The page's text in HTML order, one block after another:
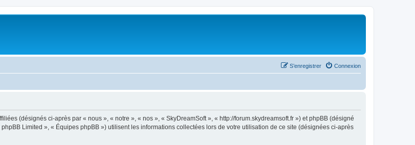
Connexion
S’enregistrer
(désignés ci-après par « nous », « notre », « nos », « SkyDreamSoft », « http://forum.skydreamsoft.fr ») et phpBB (désigné
Limited », « Équipes phpBB ») utilisent les informations collectées lors de votre utilisation de ce site (désignées ci-après